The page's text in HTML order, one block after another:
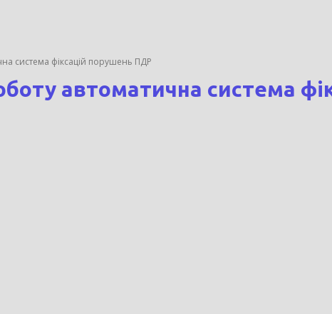
система фіксацій порушень ПДР
автоматична система